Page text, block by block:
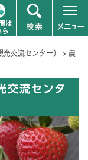
交流センター〕 > 農
交流センタ